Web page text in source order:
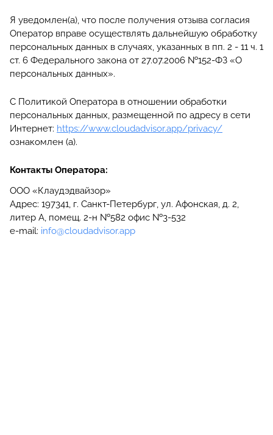
Я уведомлен(а), что после получения отзыва согласия
Оператор вправе осуществлять дальнейшую обработку
персональных данных в случаях, указанных в пп. 2 - 11 ч. 1
ст. 6 Федерального закона от 27.07.2006 №152-ФЗ «О
персональных данных».
С Политикой Оператора в отношении обработки
персональных данных, размещенной по адресу в сети
Интернет: https://www.cloudadvisor.app/privacy/
ознакомлен (а).
Контакты Оператора:
ООО «Клаудэдвайзор»
Адрес: 197341, г. Санкт-Петербург, ул. Афонская, д. 2,
литер А, помещ. 2-н №582 офис №3-532
e-mail: info@cloudadvisor.app